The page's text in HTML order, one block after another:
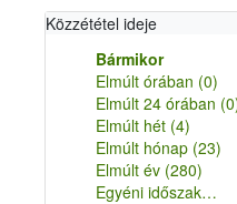
Közzététel ideje
Bármikor
Elmúlt órában (0)
Elmúlt 24 órában
Elmúlt hét (4)
Elmúlt hónap (23)
Elmúlt év (280)
Egyéni időszak…